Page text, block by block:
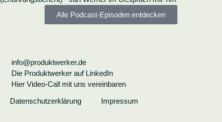
Alle Podcast-Episoden entdecken
info@produktwerker.de
Die Produktwerker auf LinkedIn
Hier Video-Call mit uns vereinbaren
Datenschutzerklärung Impressum